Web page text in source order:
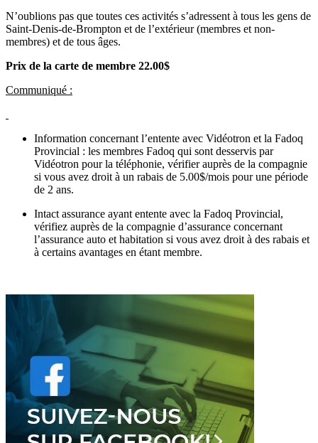
N’oublions pas que toutes ces activités s’adressent à tous les gens de
Saint-Denis-de-Brompton et de l’extérieur (membres et non-
membres) et de tous âges.
Prix de la carte de membre 22.00$
Communiqué :
Information concernant l’entente avec Vidéotron et la Fadoq
Provincial : les membres Fadoq qui sont desservis par
Vidéotron pour la téléphonie, vérifier auprès de la compagnie
si vous avez droit à un rabais de 5.00$/mois pour une période
de 2 ans.
Intact assurance ayant entente avec la Fadoq Provincial,
vérifiez auprès de la compagnie d’assurance concernant
l’assurance auto et habitation si vous avez droit à des rabais et
à certains avantages en étant membre.